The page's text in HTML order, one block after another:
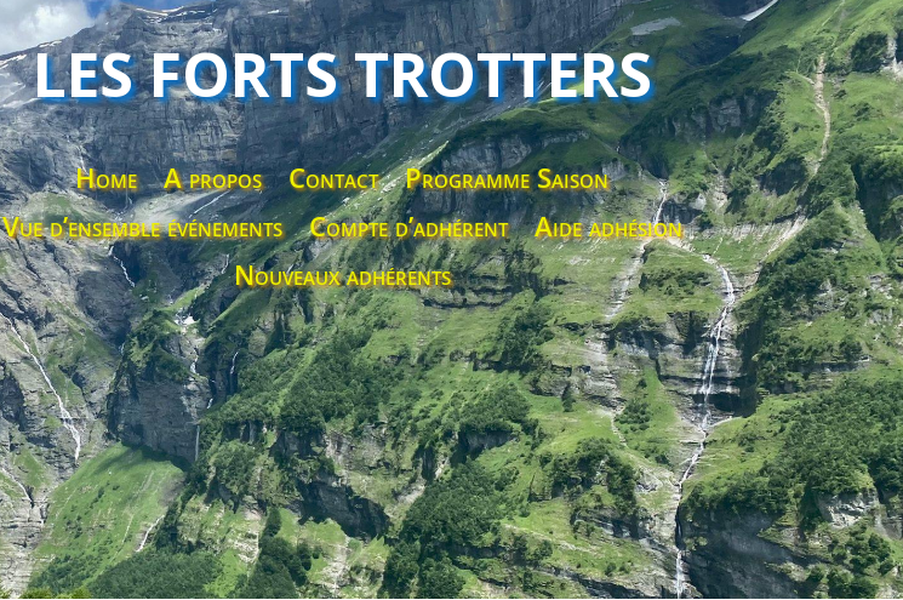
LES FORTS TROTTERS
Home A propos Contact
Programme Saison
Vue d’ensemble événements
Compte d’adhérent
Aide adhésion
Nouveaux adhérents